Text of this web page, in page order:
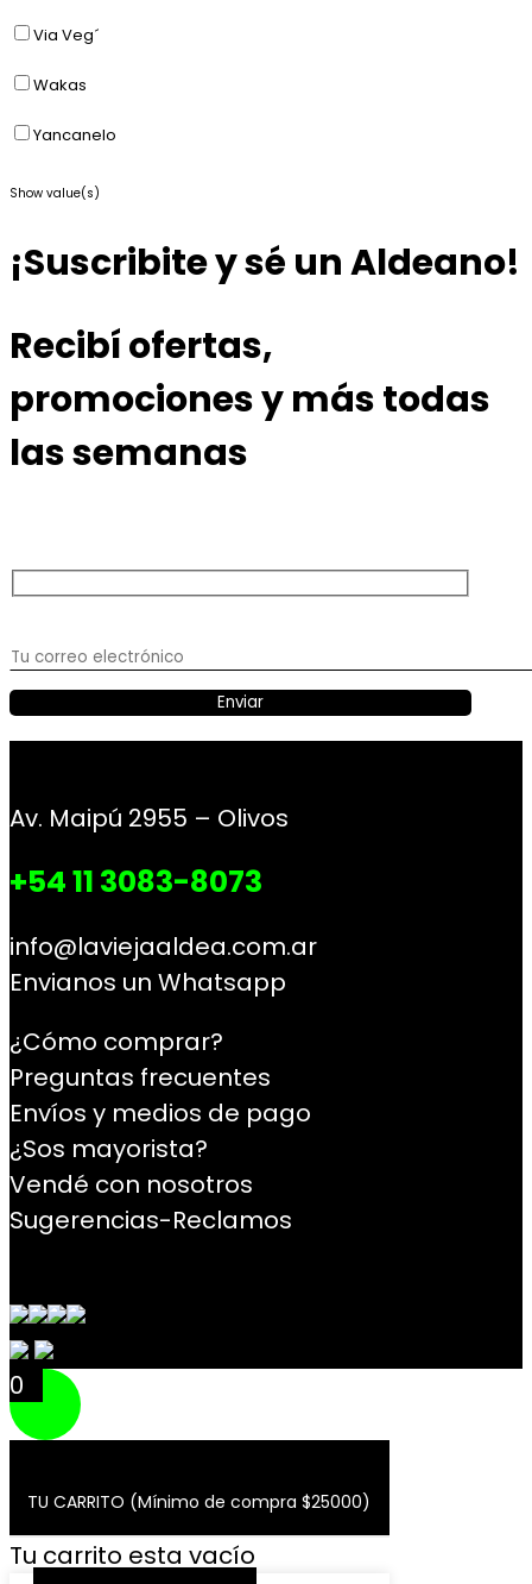
Via Veg´
Wakas
Yancanelo
Show value(s)
¡Suscribite y sé un Aldeano!
Recibí ofertas,
promociones y más todas
las semanas
Av. Maipú 2955 – Olivos
+54 11 3083-8073
info@laviejaaldea.com.ar
Envianos un Whatsapp
¿Cómo comprar?
Preguntas frecuentes
Envíos y medios de pago
¿Sos mayorista?
Vendé con nosotros
Sugerencias-Reclamos
0
TU CARRITO (Mínimo de compra $25000)
Tu carrito esta vacío